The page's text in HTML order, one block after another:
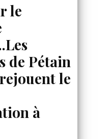
le
de Pétain
le
à